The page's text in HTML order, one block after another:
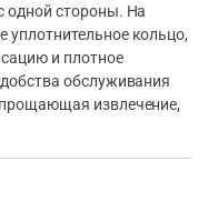
одной стороны. На
уплотнительное кольцо,
и плотное
обслуживания
извлечение,